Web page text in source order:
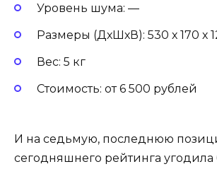
Уровень шума: —
Размеры (ДхШхВ): 530 х 170 х
Вес: 5 кг
Стоимость: от 6 500 рублей
И на седьмую, последнюю
сегодняшнего рейтинга угодила